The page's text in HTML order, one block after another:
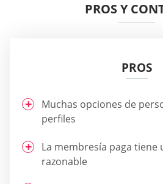
PROS Y
PROS
Muchas opciones de
perfiles
La membresía paga tiene
razonable